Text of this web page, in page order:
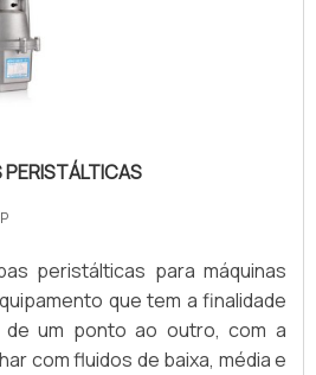
PERISTÁLTICAS
peristálticas para máquinas
que tem a finalidade
um ponto ao outro, com a
com fluidos de baixa, média e